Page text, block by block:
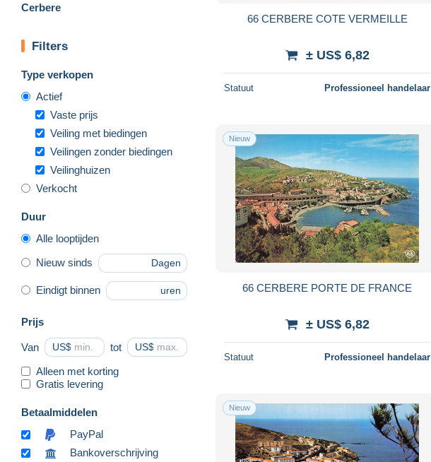
Cerbere
Filters
Type verkopen
Actief
Vaste prijs
Veiling met biedingen
Veilingen zonder biedingen
Veilinghuizen
Verkocht
Duur
Alle looptijden
Nieuw sinds Dagen
Eindigt binnen uren
Prijs
Van US$ tot US$
Alleen met korting
Gratis levering
Betaalmiddelen
PayPal
Bankoverschrijving
66 CERBERE COTE VERMEILLE
± US$ 6,82
Statuut Professioneel handelaar
Nieuw
66 CERBERE PORTE DE FRANCE
± US$ 6,82
Statuut Professioneel handelaar
Nieuw